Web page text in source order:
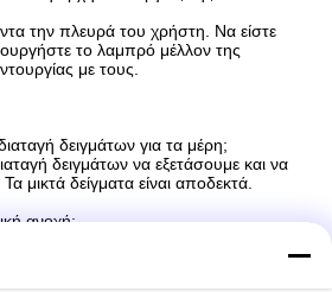
την πλευρά του χρήστη. Να είστε
το λαμπρό μέλλον της
με τους.
δειγμάτων για τα μέρη;
δειγμάτων να εξετάσουμε και να
μικτά δείγματα είναι αποδεκτά.
ανοχή;
που προετοιμάζεται, 8-30 εργάσιμες